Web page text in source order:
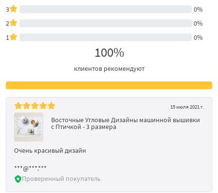
3
0%
2
0%
1
0%
100%
клиентов рекомендуют
15 июля 2021 г.
Восточные Угловые Дизайны машинной вышивки
с Птичкой - 3 размера
Очень красивый дизайн
***@***.***
Проверенный покупатель